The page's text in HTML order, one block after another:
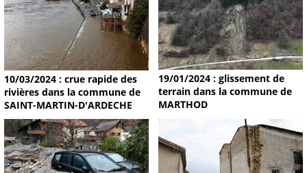
10/03/2024 : crue rapide des
rivières dans la commune de
SAINT-MARTIN-D'ARDECHE
19/01/2024 : glissement de
terrain dans la commune de
MARTHOD